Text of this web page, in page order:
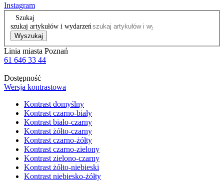
Instagram
Szukaj
szukaj artykułów i wydarzeń
Wyszukaj
Linia miasta Poznań
61 646 33 44
Dostępność
Wersja kontrastowa
Kontrast domyślny
Kontrast czarno-biały
Kontrast biało-czarny
Kontrast żółto-czarny
Kontrast czarno-żółty
Kontrast czarno-zielony
Kontrast zielono-czarny
Kontrast żółto-niebieski
Kontrast niebiesko-żółty